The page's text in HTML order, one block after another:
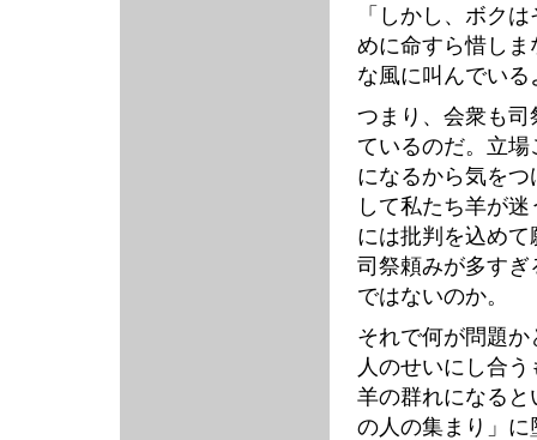
「しかし、ボク
めに命すら惜し
な風に叫んでい
つまり、会衆も
ているのだ。立
になるから気を
して私たち羊が
には批判を込め
司祭頼みが多す
ではないのか。
それで何が問題
人のせいにし合
羊の群れになる
の人の集まり」